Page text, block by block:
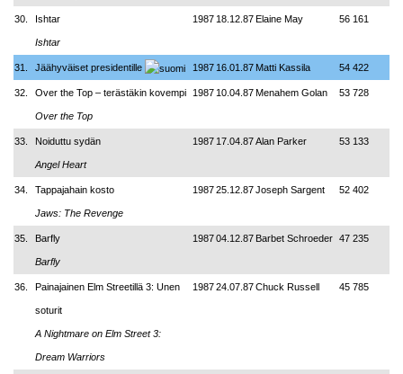
30. Ishtar
Ishtar
1987 18.12.87Elaine May 56 161
31. Jäähyväiset presidentille 1987 16.01.87 Matti Kassila 54 422
32. Over the Top – terästäkin kovempi
Over the Top
1987 10.04.87Menahem Golan 53 728
33. Noiduttu sydän
Angel Heart
1987 17.04.87Alan Parker 53 133
34. Tappajahain kosto
Jaws: The Revenge
198725.12.87Joseph Sargent 52 402
35. Barfly
Barfly
198704.12.87 Barbet Schroeder 47 235
36. Painajainen Elm Streetillä 3: Unen
soturit
A Nightmare on Elm Street 3:
Dream Warriors
198724.07.87Chuck Russell 45 785